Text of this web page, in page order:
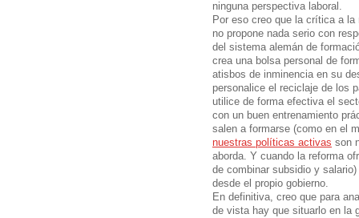
ninguna perspectiva laboral.
Por eso creo que la crítica a
no propone nada serio con
del sistema alemán de
crea una bolsa personal de
atisbos de inminencia en su
personalice el reciclaje de los
utilice de forma efectiva el
con un buen entrenamiento
salen a formarse (como en el
nuestras políticas activas son
aborda. Y cuando la reforma
de combinar subsidio y
desde el propio gobierno.
En definitiva, creo que para
de vista hay que situarlo en la